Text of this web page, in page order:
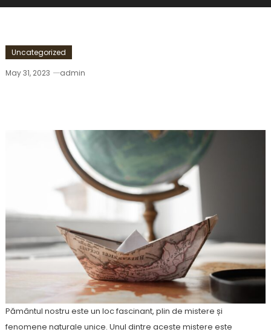
Uncategorized
May 31, 2023
admin
Pământul nostru este un loc fascinant, plin de mistere și
fenomene naturale unice. Unul dintre aceste mistere este